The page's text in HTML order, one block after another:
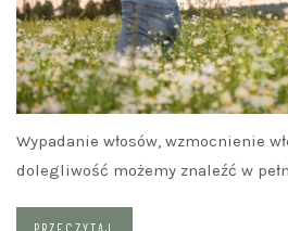
Wypadanie włosów, wzmocnienie
dolegliwość możemy znaleźć w